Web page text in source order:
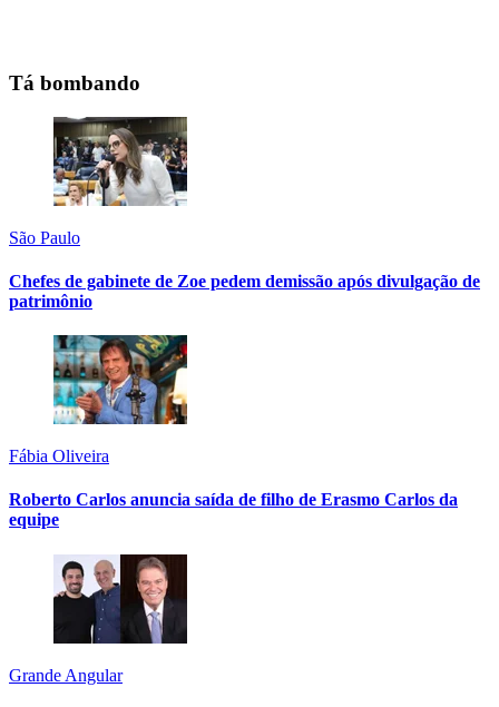
Tá bombando
São Paulo
Chefes de gabinete de Zoe pedem demissão após divulgação de
patrimônio
Fábia Oliveira
Roberto Carlos anuncia saída de filho de Erasmo Carlos da
equipe
Grande Angular